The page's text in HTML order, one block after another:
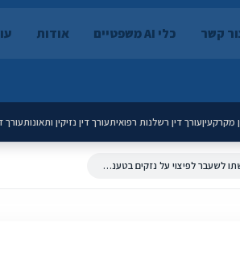
קשר כלי AI משפטיים אודות
מקרקעיןעורך דין רשלנות רפואיתעורך דין נזיקין ותאונותעורך
הונאת אבהות: תביעה כספית של איש כנגד אשתו לשעבר לפיצוי על נזקים בטענת הונאת אבהות (תלה"מ 40832-12-19)